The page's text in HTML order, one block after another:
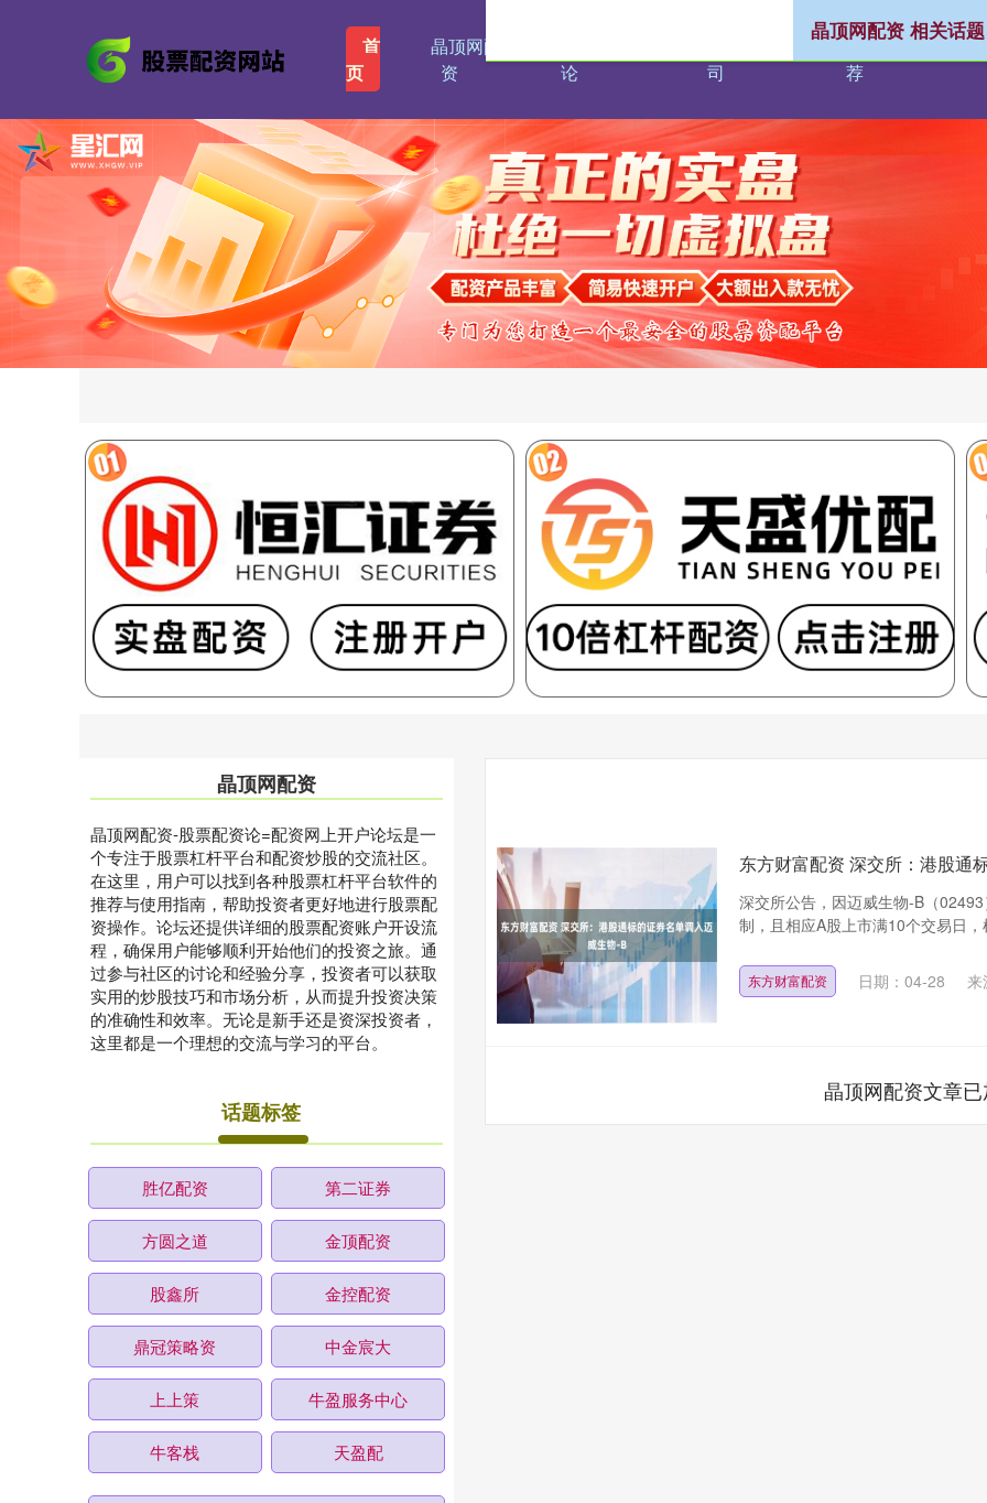
首
页
晶顶网配
资
论
司
配资推
荐
配
晶顶网配资 相关话题
东方财富配资 深交所：港股通
深交所公告，因迈威生物-B（
制，且相应A股上市满10个交易日
东方财富配资 日期：04-28
晶顶网配资文章
晶顶网配资
晶顶网配资-股票配资论=配资网上开户论坛是一
个专注于股票杠杆平台和配资炒股的交流社区。
在这里，用户可以找到各种股票杠杆平台软件的
推荐与使用指南，帮助投资者更好地进行股票配
资操作。论坛还提供详细的股票配资账户开设流
程，确保用户能够顺利开始他们的投资之旅。通
过参与社区的讨论和经验分享，投资者可以获取
实用的炒股技巧和市场分析，从而提升投资决策
的准确性和效率。无论是新手还是资深投资者，
这里都是一个理想的交流与学习的平台。
话题标签
胜亿配资 第二证券
方圆之道 金顶配资
股鑫所 金控配资
鼎冠策略资 中金宸大
上上策 牛盈服务中心
牛客栈 天盈配